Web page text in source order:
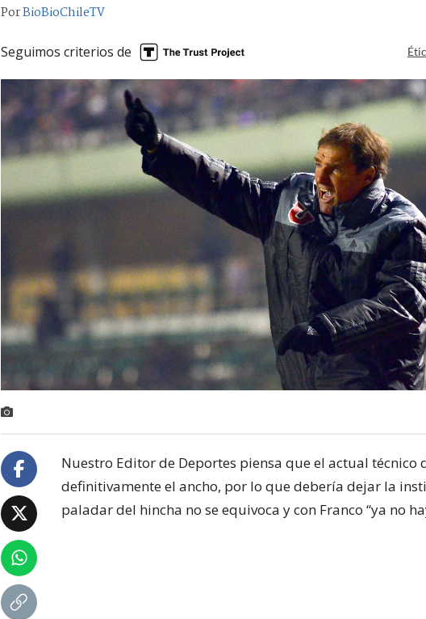
PorBioBioChileTV
Seguimos criterios de
Nuestro Editor de Deportes piensa que el actual técnico
definitivamente el ancho, por lo que debería dejar la
paladar del hincha no se equivoca y con Franco “ya no